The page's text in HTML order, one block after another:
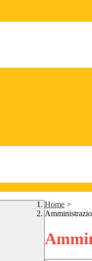
Home >